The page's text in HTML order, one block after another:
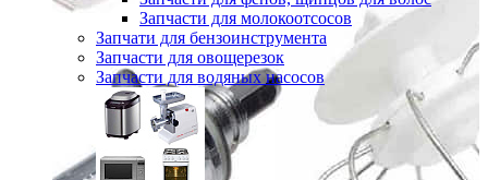
Запчасти для молокоотсосов
Запчати для бензоинструмента
Запчасти для овощерезок
Запчасти для водяных насосов